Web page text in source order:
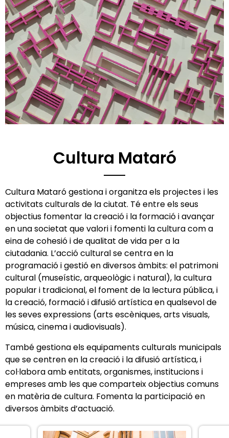
Cultura Mataró
Cultura Mataró gestiona i organitza els projectes i les
activitats culturals de la ciutat. Té entre els seus
objectius fomentar la creació i la formació i avançar
en una societat que valori i fomenti la cultura com a
eina de cohesió i de qualitat de vida per a la
ciutadania. L’acció cultural se centra en la
programació i gestió en diversos àmbits: el patrimoni
cultural (museístic, arqueològic i natural), la cultura
popular i tradicional, el foment de la lectura pública, i
la creació, formació i difusió artística en qualsevol de
les seves expressions (arts escèniques, arts visuals,
música, cinema i audiovisuals).
També gestiona els equipaments culturals municipals
que se centren en la creació i la difusió artística, i
col·labora amb entitats, organismes, institucions i
empreses amb les que comparteix objectius comuns
en matèria de cultura. Fomenta la participació en
diversos àmbits d’actuació.